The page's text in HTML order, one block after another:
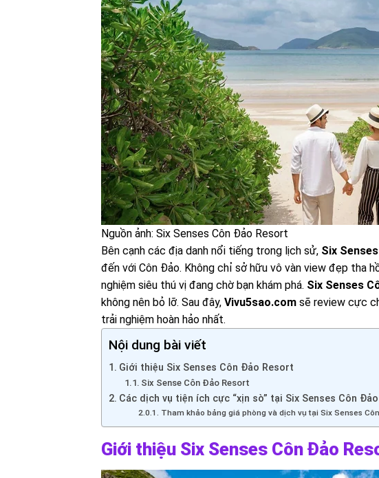
Nguồn ảnh: Six Senses Côn Đảo Resort
Bên cạnh các địa danh nổi tiếng trong lịch sử, Six
đến với Côn Đảo. Không chỉ sở hữu vô vàn view đẹp tha
nghiệm siêu thú vị đang chờ bạn khám phá. Six Senses
không nên bỏ lỡ. Sau đây, Vivu5sao.com sẽ review cực
trải nghiệm hoàn hảo nhất.
Nội dung bài viết
Giới thiệu Six Senses Côn Đảo Resort
Six Sense Côn Đảo Resort
Các dịch vụ tiện ích cực “xịn sò” tại Six Senses Côn
Tham khảo bảng giá phòng và dịch vụ tại Six Senses
Giới thiệu Six Senses Côn Đảo